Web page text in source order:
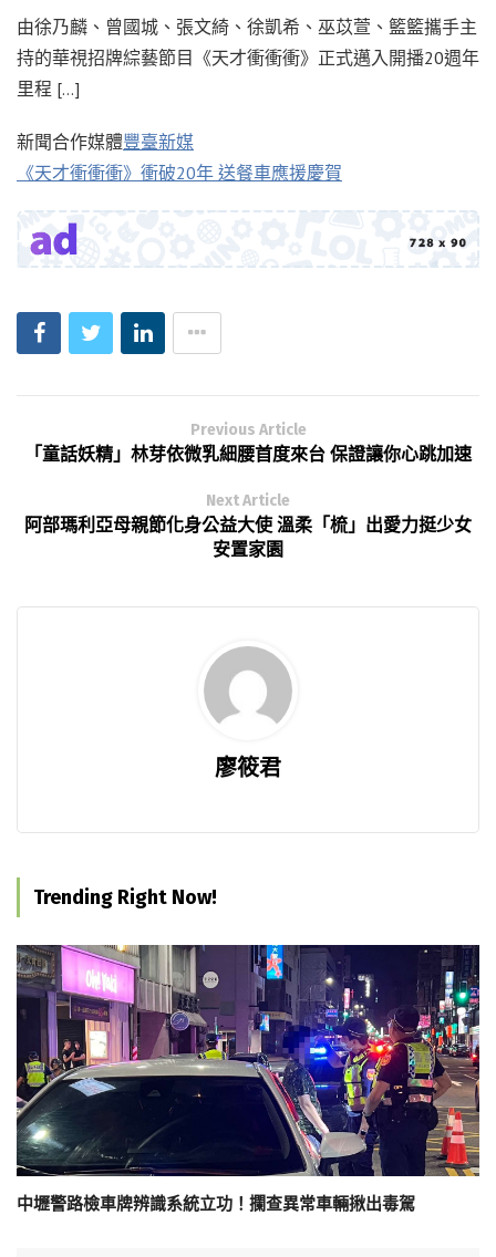
由徐乃麟、曾國城、張文綺、徐凱希、巫苡萱、籃籃攜手主
持的華視招牌綜藝節目《天才衝衝衝》正式邁入開播20週年
里程 […]
新聞合作媒體豐臺新媒
《天才衝衝衝》衝破20年 送餐車應援慶賀
Previous Article
「童話妖精」林芽依微乳細腰首度來台 保證讓你心跳加速
Next Article
阿部瑪利亞母親節化身公益大使 溫柔「梳」出愛力挺少女
安置家園
廖筱君
Trending Right Now!
中壢警路檢車牌辨識系統立功！攔查異常車輛揪出毒駕